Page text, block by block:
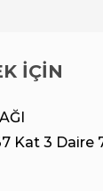
İÇİN
Kat 3 Daire